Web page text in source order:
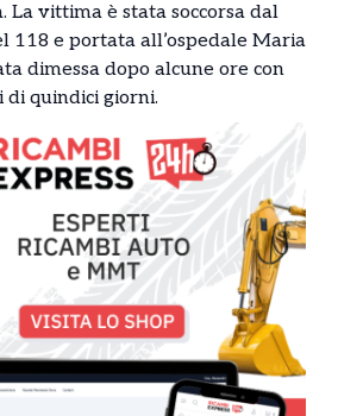
La vittima è stata soccorsa dal
118 e portata all’ospedale Maria
dimessa dopo alcune ore con
di quindici giorni.